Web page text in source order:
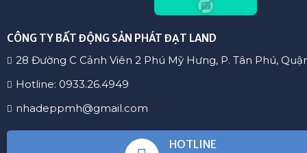
CÔNG TY BẤT ĐỘNG SẢN PHÁT ĐẠT LAND
28 Đường C Cảnh Viên 2 Phú Mỹ Hưng, P. Tân Phú,
Hotline: 0933.26.4949
nhadeppmh@gmail.com
HOTLINE